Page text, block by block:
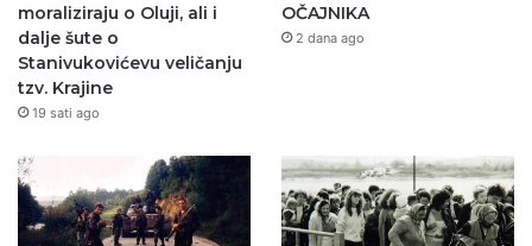
moraliziraju o Oluji, ali i
dalje šute o
Stanivukovićevu veličanju
tzv. Krajine
19 sati ago
OČAJNIKA
2 dana ago